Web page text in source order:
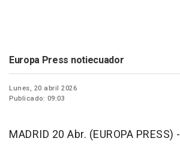
Europa Press notiecuador
Lunes, 20 abril 2026
Publicado: 09:03
MADRID 20 Abr. (EUROPA PRESS) -